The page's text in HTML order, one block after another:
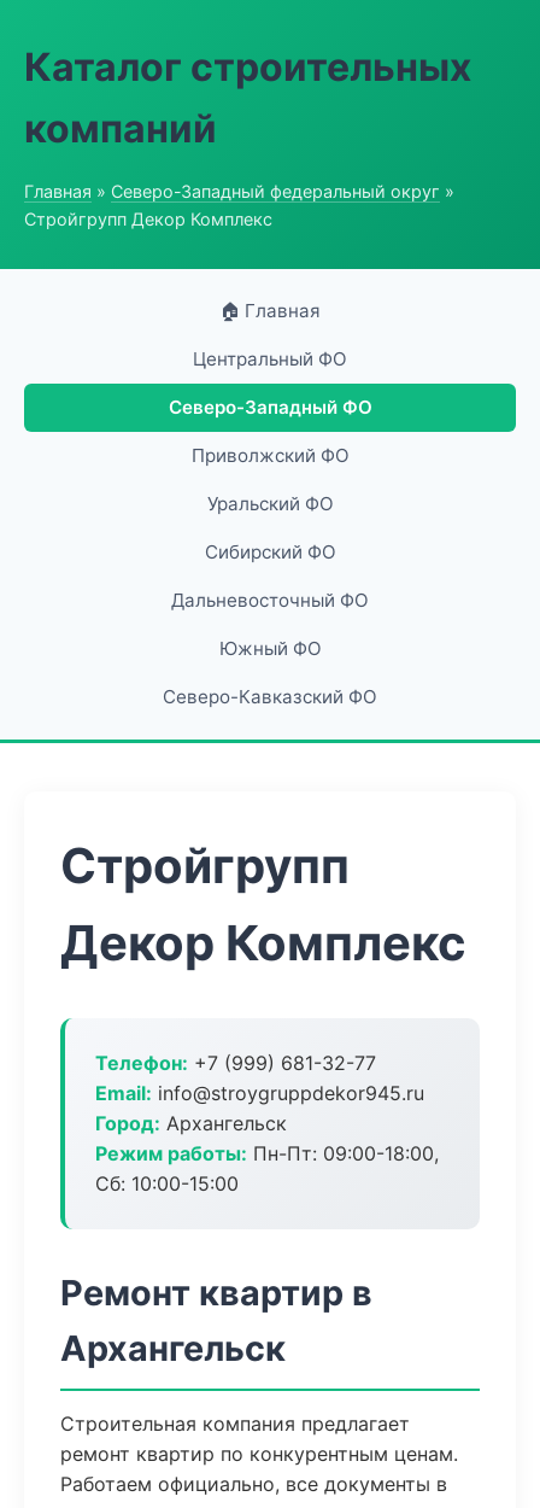
Каталог строительных
компаний
Главная » Северо-Западный федеральный округ »
Стройгрупп Декор Комплекс
🏠 Главная
Центральный ФО
Северо-Западный ФО
Приволжский ФО
Уральский ФО
Сибирский ФО
Дальневосточный ФО
Южный ФО
Северо-Кавказский ФО
Стройгрупп
Декор Комплекс
Телефон: +7 (999) 681-32-77
Email: info@stroygruppdekor945.ru
Город: Архангельск
Режим работы: Пн-Пт: 09:00-18:00,
Сб: 10:00-15:00
Ремонт квартир в
Архангельск
Строительная компания предлагает
ремонт квартир по конкурентным ценам.
Работаем официально, все документы в